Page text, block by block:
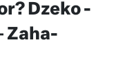
Dzeko -
Zaha-